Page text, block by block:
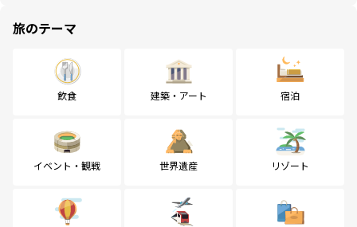
旅のテーマ
飲食 建築・アート 宿泊
イベント・観戦 世界遺産 リゾート